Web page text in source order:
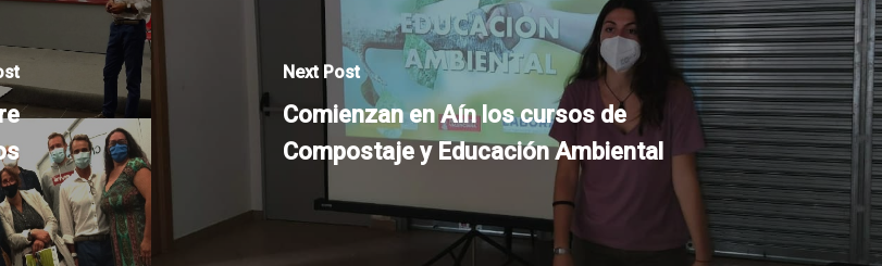
Next Post
Comienzan en Aín los cursos de
Compostaje y Educación Ambiental